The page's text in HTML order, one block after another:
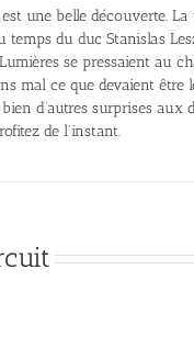
une belle découverte. La
temps du duc Stanislas
se pressaient au
mal ce que devaient être
d’autres surprises aux
de l’instant.